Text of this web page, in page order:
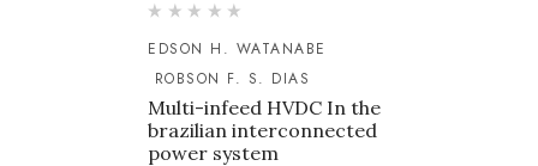
EDSON H. WATANABE
ROBSON F. S. DIAS
Multi-infeed HVDC In the
brazilian interconnected
power system